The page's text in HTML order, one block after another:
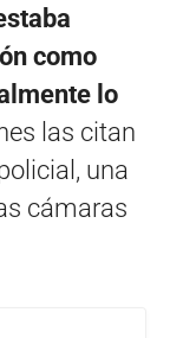
como
lo
las citan
una
cámaras